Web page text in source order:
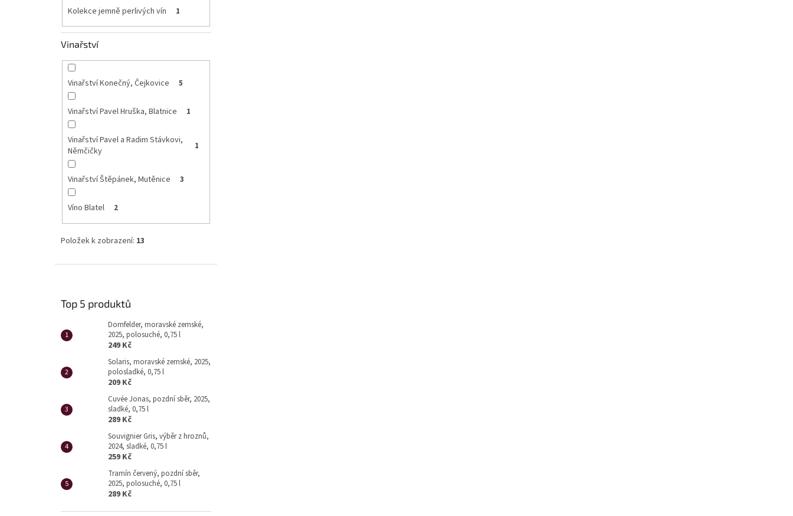
Kolekce jemně perlivých vín 1
Vinařství
Vinařství Konečný, Čejkovice 5
Vinařství Pavel Hruška, Blatnice 1
Vinařství Pavel a Radim Stávkovi,
Němčičky
1
Vinařství Štěpánek, Mutěnice 3
Víno Blatel 2
Položek k zobrazení: 13
Top 5 produktů
Dornfelder, moravské zemské,
2025, polosuché, 0,75 l
249 Kč
Solaris, moravské zemské, 2025,
polosladké, 0,75 l
209 Kč
Cuvée Jonas, pozdní sběr, 2025,
sladké, 0,75 l
289 Kč
Souvignier Gris, výběr z hroznů,
2024, sladké, 0,75 l
259 Kč
Tramín červený, pozdní sběr,
2025, polosuché, 0,75 l
289 Kč